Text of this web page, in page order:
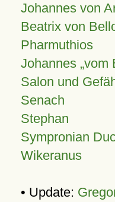
Johannes von
Beatrix von
Pharmuthios
Johannes vom
Salon und
Senach
Stephan
Sympronian
Wikeranus
• Update: